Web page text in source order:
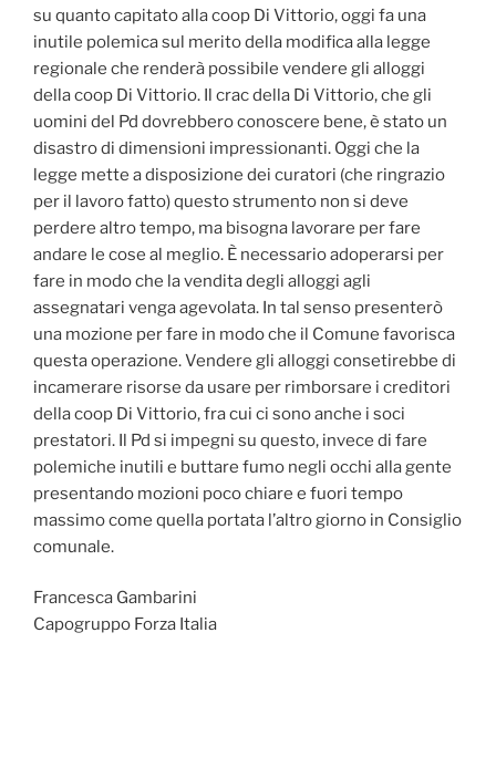
su quanto capitato alla coop Di Vittorio, oggi fa una
inutile polemica sul merito della modifica alla legge
regionale che renderà possibile vendere gli alloggi
della coop Di Vittorio. Il crac della Di Vittorio, che gli
uomini del Pd dovrebbero conoscere bene, è stato un
disastro di dimensioni impressionanti. Oggi che la
legge mette a disposizione dei curatori (che ringrazio
per il lavoro fatto) questo strumento non si deve
perdere altro tempo, ma bisogna lavorare per fare
andare le cose al meglio. È necessario adoperarsi per
fare in modo che la vendita degli alloggi agli
assegnatari venga agevolata. In tal senso presenterò
una mozione per fare in modo che il Comune favorisca
questa operazione. Vendere gli alloggi consetirebbe di
incamerare risorse da usare per rimborsare i creditori
della coop Di Vittorio, fra cui ci sono anche i soci
prestatori. Il Pd si impegni su questo, invece di fare
polemiche inutili e buttare fumo negli occhi alla gente
presentando mozioni poco chiare e fuori tempo
massimo come quella portata l’altro giorno in Consiglio
comunale.
Francesca Gambarini
Capogruppo Forza Italia